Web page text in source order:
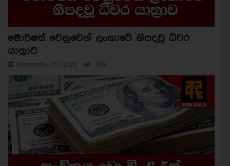
මොරිෂස් වෙනුවෙන් ලංකාවේ නිපදවූ ධීවර
යාත්‍රාව
Wednesday / 5 / 2026 350